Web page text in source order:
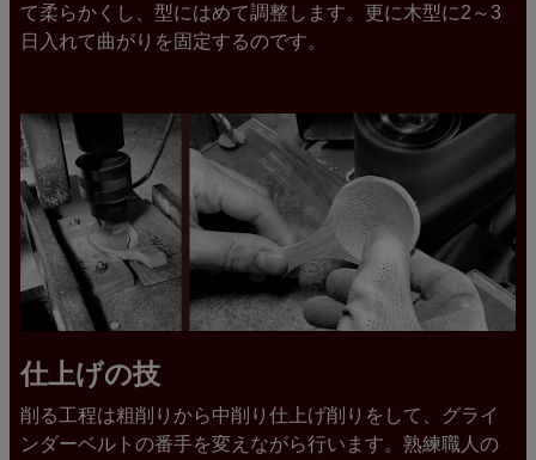
て柔らかくし、型にはめて調整します。更に木型に2～3
日入れて曲がりを固定するのです。
仕上げの技
削る工程は粗削りから中削り仕上げ削りをして、グライ
ンダーベルトの番手を変えながら行います。熟練職人の